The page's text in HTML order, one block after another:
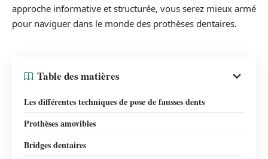
approche informative et structurée, vous serez mieux armé
pour naviguer dans le monde des prothèses dentaires.
Table des matières
Les différentes techniques de pose de fausses dents
Prothèses amovibles
Bridges dentaires